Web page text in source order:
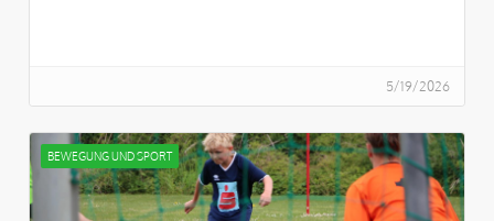
5/19/2026
BEWEGUNG UND SPORT